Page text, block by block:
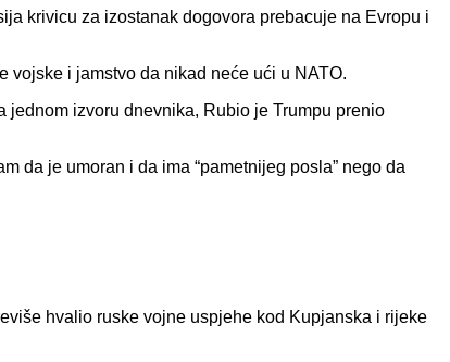
krivicu za izostanak dogovora prebacuje na Evropu i
vojske i jamstvo da nikad neće ući u NATO.
izvoru dnevnika, Rubio je Trumpu prenio
da je umoran i da ima “pametnijeg posla” nego da
hvalio ruske vojne uspjehe kod Kupjanska i rijeke